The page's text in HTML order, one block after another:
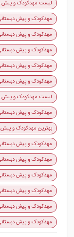
لیست مهدکودک و پیش دبستانی ۵
مهدکودک و پیش دبستانی
مهدکودک و پیش
مهدکودک و پیش
مهدکودک و پیش دبستانی در
مهدکودک و پیش دبستانی در
لیست مهدکودک و پیش
مهدکودک و پیش
بهترین مهدکودک و پیش
مهدکودک و پیش
مهدکودک و پیش
مهدکودک و پیش
مهدکودک و پیش
مهدکودک و پیش
مهدکودک و پیش دبستانی